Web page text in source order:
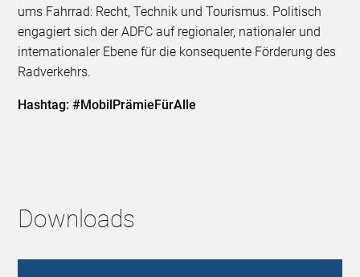
ums Fahrrad: Recht, Technik und Tourismus. Politisch
engagiert sich der ADFC auf regionaler, nationaler und
internationaler Ebene für die konsequente Förderung des
Radverkehrs.
Hashtag: #MobilPrämieFürAlle
Downloads